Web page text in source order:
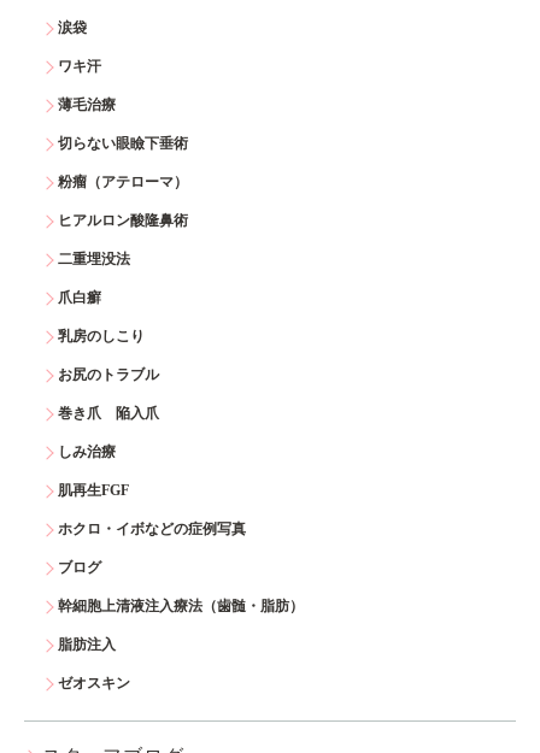
涙袋
ワキ汗
薄毛治療
切らない眼瞼下垂術
粉瘤（アテローマ）
ヒアルロン酸隆鼻術
二重埋没法
爪白癬
乳房のしこり
お尻のトラブル
巻き爪 陥入爪
しみ治療
肌再生FGF
ホクロ・イボなどの症例写真
ブログ
幹細胞上清液注入療法（歯髄・脂肪）
脂肪注入
ゼオスキン